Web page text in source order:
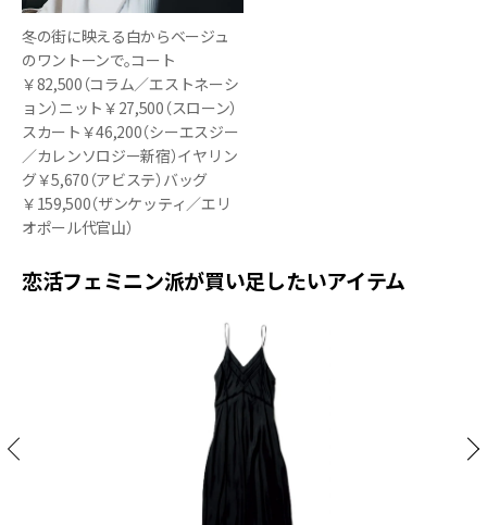
冬の街に映える白からベージュ
のワントーンで。コート
￥82,500（コラム／エストネーシ
ョン）ニット￥27,500（スローン）
スカート￥46,200（シーエスジー
／カレンソロジー新宿）イヤリン
グ￥5,670（アビステ）バッグ
￥159,500（ザンケッティ／エリ
オポール代官山）
恋活フェミニン派が買い足したいアイテム